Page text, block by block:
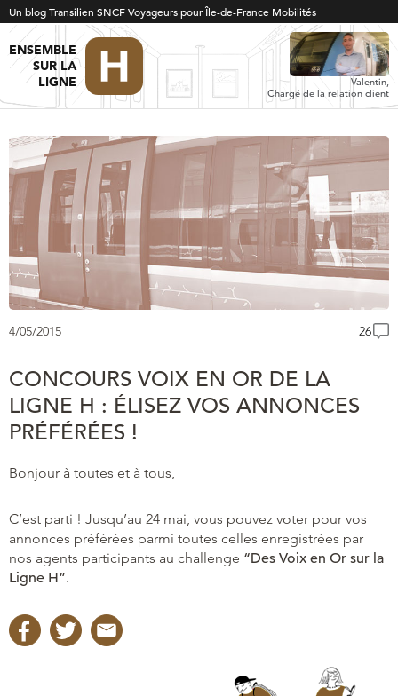
Un blog Transilien SNCF Voyageurs pour Île-de-France Mobilités
ENSEMBLE
SUR LA
LIGNE
Valentin,
Chargé de la relation client
4/05/2015 26
CONCOURS VOIX EN OR DE LA
LIGNE H : ÉLISEZ VOS ANNONCES
PRÉFÉRÉES !
Bonjour à toutes et à tous,
C’est parti ! Jusqu’au 24 mai, vous pouvez voter pour vos
annonces préférées parmi toutes celles enregistrées par
nos agents participants au challenge “Des Voix en Or sur la
Ligne H”.